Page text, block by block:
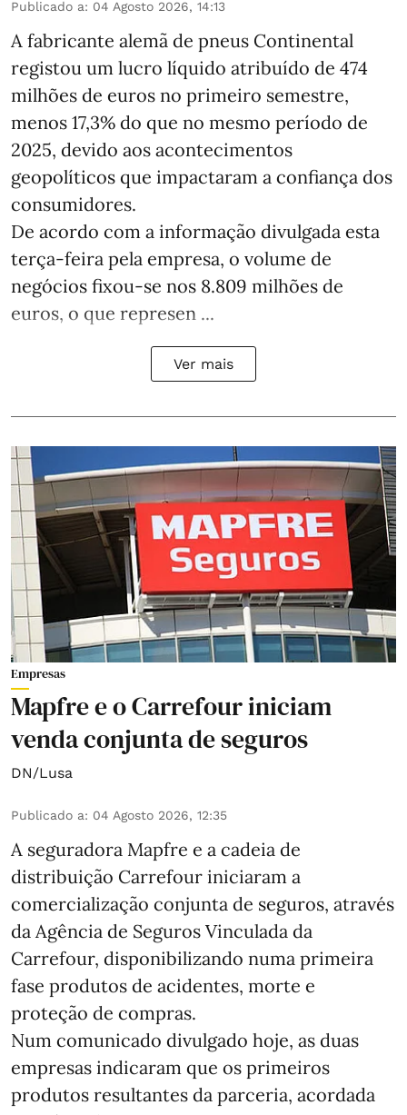
Publicado a: 04 Agosto 2026, 14:13
A fabricante alemã de pneus Continental
registou um lucro líquido atribuído de 474
milhões de euros no primeiro semestre,
menos 17,3% do que no mesmo período de
2025, devido aos acontecimentos
geopolíticos que impactaram a confiança dos
consumidores.
De acordo com a informação divulgada esta
terça-feira pela empresa, o volume de
negócios fixou-se nos 8.809 milhões de
euros, o que represen ...
Ver mais
Empresas
Mapfre e o Carrefour iniciam
venda conjunta de seguros
DN/Lusa
Publicado a: 04 Agosto 2026, 12:35
A seguradora Mapfre e a cadeia de
distribuição Carrefour iniciaram a
comercialização conjunta de seguros, através
da Agência de Seguros Vinculada da
Carrefour, disponibilizando numa primeira
fase produtos de acidentes, morte e
proteção de compras.
Num comunicado divulgado hoje, as duas
empresas indicaram que os primeiros
produtos resultantes da parceria, acordada